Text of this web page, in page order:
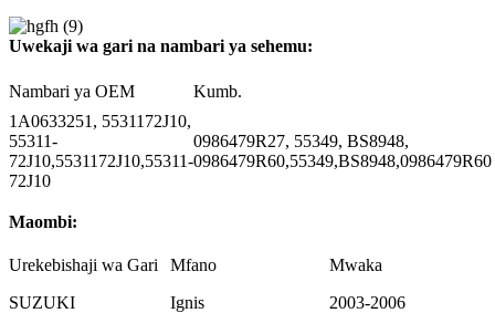
Uwekaji wa gari na nambari ya sehemu:
Nambari ya OEM
Kumb.
1A0633251, 5531172J10,
55311-
72J10,5531172J10,55311-
72J10
0986479R27, 55349, BS8948,
0986479R60,55349,BS8948,0986479R60
Maombi:
Urekebishaji wa Gari Mfano
Mwaka
SUZUKI
Ignis 2003-2006